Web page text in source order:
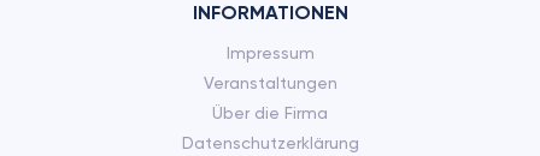
INFORMATIONEN
Impressum
Veranstaltungen
Über die Firma
Datenschutzerklärung